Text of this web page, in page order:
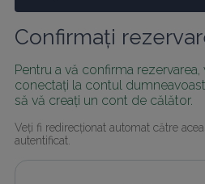
Confirmați
Pentru a vă confirma
conectați la contul
să vă creați un cont de călător.
Veți fi redirecționat automat către
autentificat.